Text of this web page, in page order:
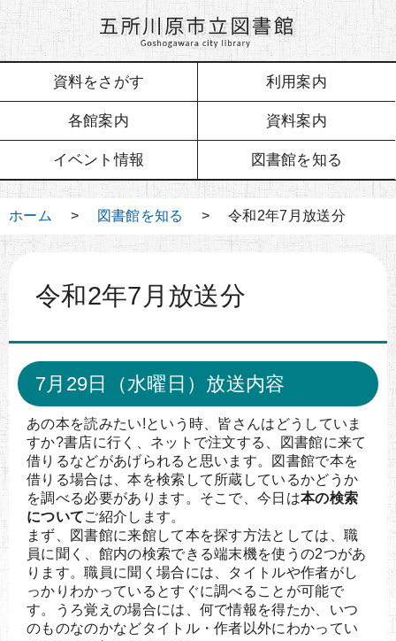
資料をさがす 利用案内
各館案内 資料案内
イベント情報 図書館を知る
ホーム > 図書館を知る > 令和2年7月放送分
令和2年7月放送分
7月29日（水曜日）放送内容
あの本を読みたい!という時、皆さんはどうしていま
すか?書店に行く、ネットで注文する、図書館に来て
借りるなどがあげられると思います。図書館で本を
借りる場合は、本を検索して所蔵しているかどうか
を調べる必要があります。そこで、今日は本の検索
についてご紹介します。
まず、図書館に来館して本を探す方法としては、職
員に聞く、館内の検索できる端末機を使うの2つがあ
ります。職員に聞く場合には、タイトルや作者がし
っかりわかっているとすぐに調べることが可能で
す。うろ覚えの場合には、何で情報を得たか、いつ
のものなのかなどタイトル・作者以外にわかってい